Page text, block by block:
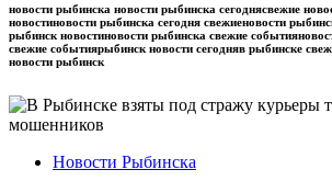
новости рыбинска новости рыбинска сегоднясвежие
новостиновости рыбинска сегодня свежиеновости
рыбинск новостиновости рыбинска свежие
свежие событиярыбинск новости сегодняв рыбинске
новости рыбинск
Новости Рыбинска